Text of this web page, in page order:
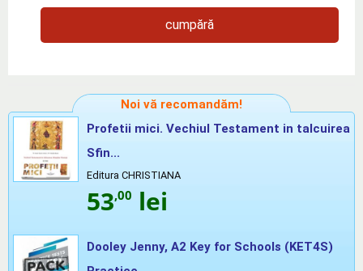
cumpără
Noi vă recomandăm!
Profetii mici. Vechiul Testament in talcuirea
Sfin...
Editura CHRISTIANA
53,00 lei
Dooley Jenny, A2 Key for Schools (KET4S)